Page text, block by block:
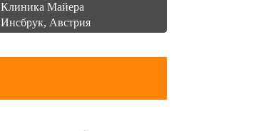
Клиника Майера
Инсбрук, Австрия